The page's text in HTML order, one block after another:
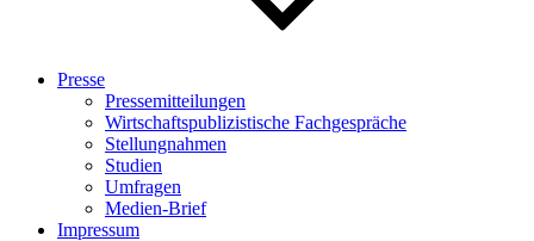
Presse
Pressemitteilungen
Wirtschaftspublizistische Fachgespräche
Stellungnahmen
Studien
Umfragen
Medien-Brief
Impressum